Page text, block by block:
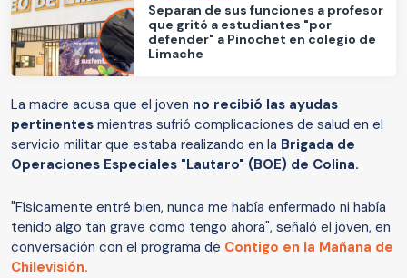
Separan de sus funciones a profesor
que gritó a estudiantes "por
defender" a Pinochet en colegio de
Limache
La madre acusa que el joven no recibió las ayudas
pertinentes mientras sufrió complicaciones de salud en el
servicio militar que estaba realizando en la Brigada de
Operaciones Especiales "Lautaro" (BOE) de Colina.
"Físicamente entré bien, nunca me había enfermado ni había
tenido algo tan grave como tengo ahora", señaló el joven, en
conversación con el programa de Contigo en la Mañana de
Chilevisión.